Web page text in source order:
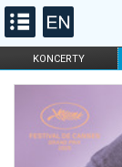
KONCERTY
FILHARMONIA
DLA DZIECI